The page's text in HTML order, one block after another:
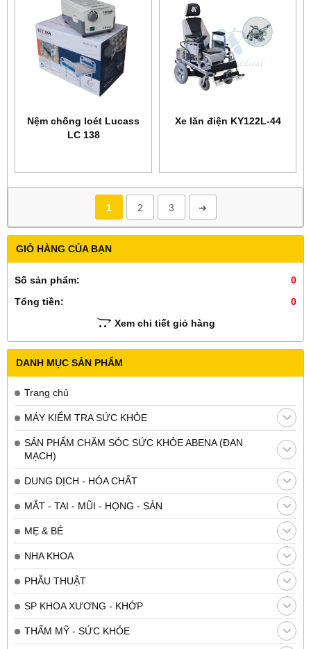
GIỎ HÀNG CỦA BẠN
Số sản phẩm:
0
Tổng tiền:
0
Xem chi tiết giỏ hàng
DANH MỤC SẢN PHẨM
Trang chủ
MÁY KIỂM TRA SỨC KHỎE
SẢN PHẨM CHĂM SÓC SỨC KHỎE ABENA (ĐAN
MẠCH)
DUNG DỊCH - HÓA CHẤT
MẮT - TAI - MŨI - HỌNG - SẢN
MẸ & BÉ
NHA KHOA
PHẪU THUẬT
SP KHOA XƯƠNG - KHỚP
THẨM MỸ - SỨC KHỎE
Nệm chống loét Lucass
LC 138
Xe lăn điện KY122L-44
1 2 3 ➔